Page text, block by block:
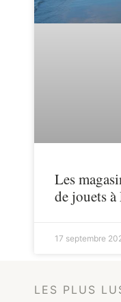
Les
de jouets
17 septembre
LES PLUS